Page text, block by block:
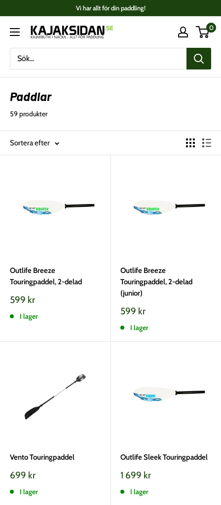
innehåll
Vi har allt för din paddling!
Kajaksidan
0
Paddlar
59 produkter
Sortera efter
Outlife Breeze
Touringpaddel, 2-delad
Vårt
599 kr
I lager
Outlife Breeze
Touringpaddel, 2-delad
(junior)
Vårt
599 kr
I lager
Vento Touringpaddel
Vårt
699 kr
I lager
Outlife Sleek Touringpaddel
Vårt
1 699 kr
I lager